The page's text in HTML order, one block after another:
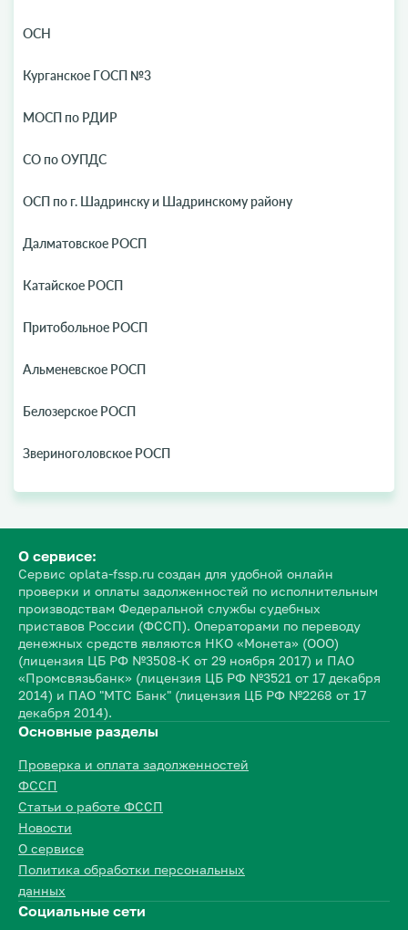
ОСН
Курганское ГОСП №3
МОСП по РДИР
СО по ОУПДС
ОСП по г. Шадринску и Шадринскому району
Далматовское РОСП
Катайское РОСП
Притобольное РОСП
Альменевское РОСП
Белозерское РОСП
Звериноголовское РОСП
О сервисе:
Сервис oplata-fssp.ru создан для удобной онлайн
проверки и оплаты задолженностей по исполнительным
производствам Федеральной службы судебных
приставов России (ФССП). Операторами по переводу
денежных средств являются НКО «Монета» (ООО)
(лицензия ЦБ РФ №3508-К от 29 ноября 2017) и ПАО
«Промсвязьбанк» (лицензия ЦБ РФ №3521 от 17 декабря
2014) и ПАО "МТС Банк" (лицензия ЦБ РФ №2268 от 17
декабря 2014).
Основные разделы
Проверка и оплата задолженностей
ФССП
Статьи о работе ФССП
Новости
О сервисе
Политика обработки персональных
данных
Социальные сети